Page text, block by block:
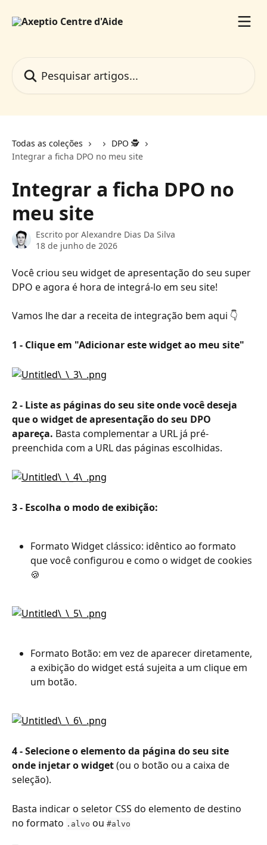
Todas as coleções
DPO 🕵️
Integrar a ficha DPO no meu site
Integrar a ficha DPO no
meu site
Escrito por Alexandre Dias Da Silva
18 de junho de 2026
Você criou seu widget de apresentação do seu super
DPO e agora é hora de integrá-lo em seu site!
Vamos lhe dar a receita de integração bem aqui 👇
1 - Clique em "Adicionar este widget ao meu site"
2 - Liste as páginas do seu site onde você deseja
que o widget de apresentação do seu DPO
apareça. Basta complementar a URL já pré-
preenchida com a URL das páginas escolhidas.
3 - Escolha o modo de exibição:
Formato Widget clássico: idêntico ao formato
que você configurou e como o widget de cookies
🍪
Formato Botão: em vez de aparecer diretamente,
a exibição do widget está sujeita a um clique em
um botão.
4 - Selecione o elemento da página do seu site
onde injetar o widget (ou o botão ou a caixa de
seleção).
Basta indicar o seletor CSS do elemento de destino
no formato .alvo ou #alvo